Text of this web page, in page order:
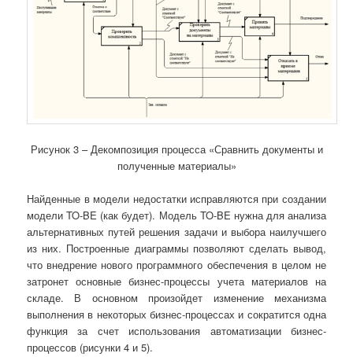
Рисунок 3 – Декомпозиция процесса «Сравнить документы и
полученные материалы»
Найденные в модели недостатки исправляются при создании
модели TO-BE (как будет). Модель TO-BE нужна для анализа
альтернативных путей решения задачи и выбора наилучшего
из них. Построенные диаграммы позволяют сделать вывод,
что внедрение нового программного обеспечения в целом не
затронет основные бизнес-процессы учета материалов на
складе. В основном произойдет изменение механизма
выполнения в некоторых бизнес-процессах и сократится одна
функция за счет использования автоматизации бизнес-
процессов (рисунки 4 и 5).